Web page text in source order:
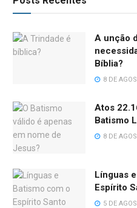
A unção
Bíblia?
8 DE
Atos
Batismo
8 DE
Línguas
Espírito
5 DE